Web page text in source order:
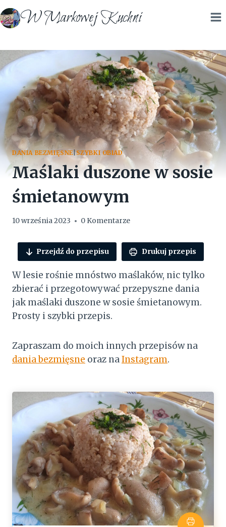
Przejdź
do
W Markowej Kuchni
DANIA BEZMIĘSNE|SZYBKI OBIAD
Maślaki duszone w sosie
śmietanowym
10 września 2023 0 Komentarze
Przejdź do przepisu Drukuj przepis
W lesie rośnie mnóstwo maślaków, nic tylko
zbierać i przegotowywać przepyszne dania
jak maślaki duszone w sosie śmietanowym.
Prosty i szybki przepis.
Zapraszam do moich innych przepisów na
dania bezmięsne oraz naInstagram.